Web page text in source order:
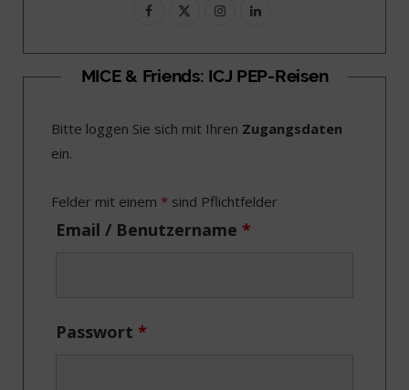
F
c
b
o
k
T
i
t
e
I
s
a
r
a
L
n
e
I
MICE & Friends: ICJ PEP-Reisen
Bitte loggen Sie sich mit Ihren Zugangsdaten
ein.
Felder mit einem * sind Pflichtfelder
Email / Benutzername *
Passwort *